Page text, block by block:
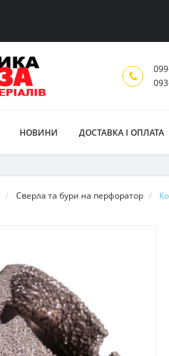
НОВИНИ ДОСТАВКА І ОПЛАТА
Сверла та бури на перфоратор